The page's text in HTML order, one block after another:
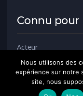
Connu pour
Acteur
Nous utilisons des
expérience sur notre
site, nous